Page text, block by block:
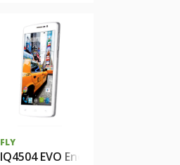
FLY
IQ4504 EVO Energy 5